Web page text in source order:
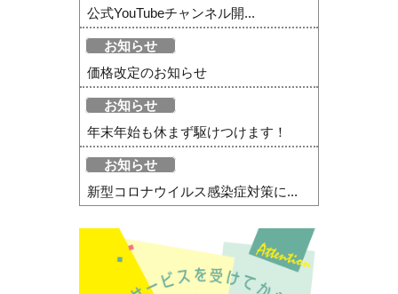
公式YouTubeチャンネル開...
お知らせ
価格改定のお知らせ
お知らせ
年末年始も休まず駆けつけます！
お知らせ
新型コロナウイルス感染症対策に...